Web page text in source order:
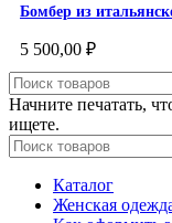
Бомбер из
5 500,00 ₽
Начните печатать,
ищете.
Каталог
Женская